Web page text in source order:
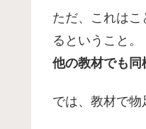
ただ、これは
るということ。
他の教材でも同
では、教材で